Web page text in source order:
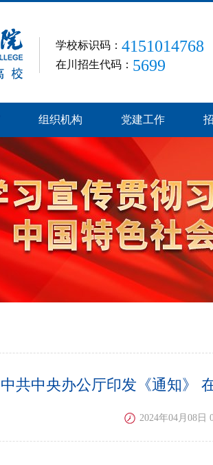
学校标识码： 4151014768
在川招生代码： 5699
组织机构 党建工作
中共中央办公厅印发《通知》
2024年04月08日